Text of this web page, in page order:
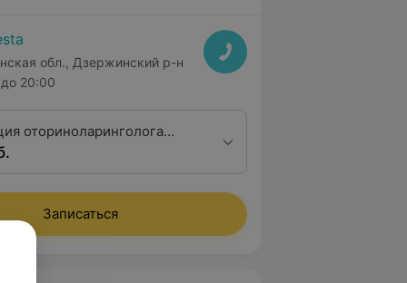
обл., Дзержинский р-н
до 20:00
оториноларинголога
категории
Записаться